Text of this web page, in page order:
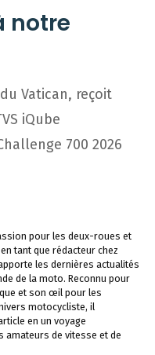
notre
Vatican, reçoit
iQube
700 2026
pour les deux-roues et
tant que rédacteur chez
les dernières actualités
de la moto. Reconnu pour
et son œil pour les
motocycliste, il
en un voyage
amateurs de vitesse et de